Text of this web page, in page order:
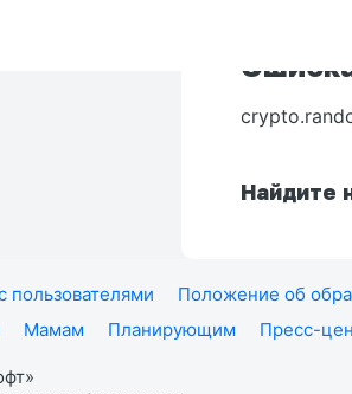
Найдите
пользователями Положение об
Мамам Планирующим Пресс-